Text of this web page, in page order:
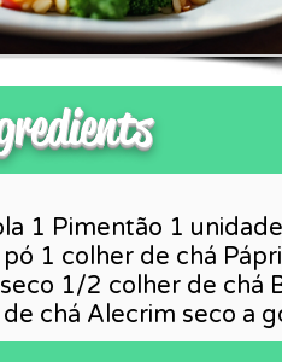
1 Pimentão 1
1 colher de chá
1/2 colher de chá
chá Alecrim seco a